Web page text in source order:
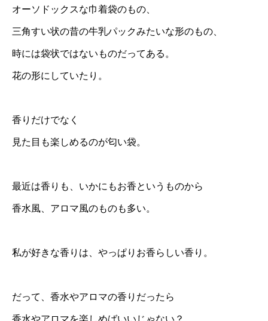
オーソドックスな巾着袋のもの、
三角すい状の昔の牛乳パックみたいな形のもの、
時には袋状ではないものだってある。
花の形にしていたり。
香りだけでなく
見た目も楽しめるのが匂い袋。
最近は香りも、いかにもお香というものから
香水風、アロマ風のものも多い。
私が好きな香りは、やっぱりお香らしい香り。
だって、香水やアロマの香りだったら
香水やアロマを楽しめばいいじゃない？